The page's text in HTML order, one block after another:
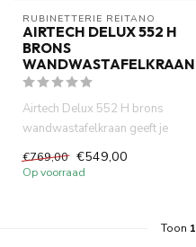
RUBINETTERIE REITANO
AIRTECH DELUX 552 H
BRONS
WANDWASTAFELKRAAN
Airtech Delux 552 H brons
wandwastafelkraan geeft je
badkamer een warme en luxe ...
€769,00 €549,00
Op voorraad
Toon 1